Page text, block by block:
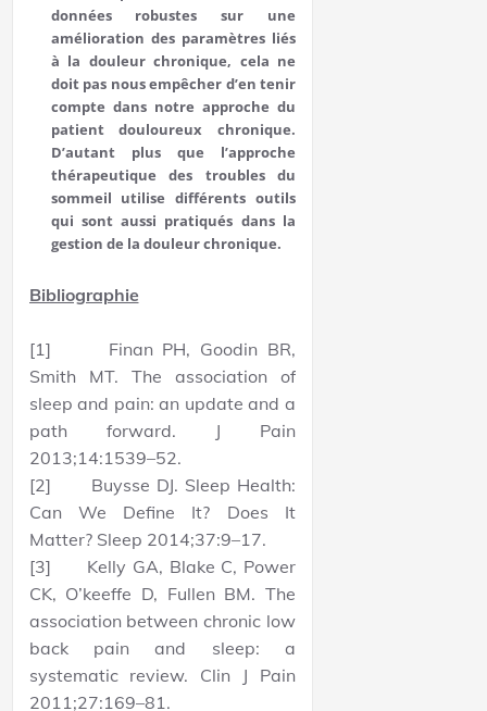
données robustes sur une
amélioration des paramètres liés
à la douleur chronique, cela ne
doit pas nous empêcher d’en tenir
compte dans notre approche du
patient douloureux chronique.
D’autant plus que l’approche
thérapeutique des troubles du
sommeil utilise différents outils
qui sont aussi pratiqués dans la
gestion de la douleur chronique.
Bibliographie
[1] Finan PH, Goodin BR,
Smith MT. The association of
sleep and pain: an update and a
path forward. J Pain
2013;14:1539–52.
[2] Buysse DJ. Sleep Health:
Can We Define It? Does It
Matter? Sleep 2014;37:9–17.
[3] Kelly GA, Blake C, Power
CK, O’keeffe D, Fullen BM. The
association between chronic low
back pain and sleep: a
systematic review. Clin J Pain
2011;27:169–81.